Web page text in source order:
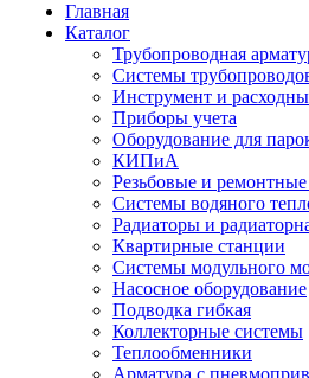
Главная
Каталог
Трубопроводная
Системы
Инструмент и
Приборы учета
Оборудование для
КИПиА
Резьбовые и
Системы водяного
Радиаторы и
Квартирные станции
Системы модульного
Насосное оборудование
Подводка гибкая
Коллекторные системы
Теплообменники
Арматура с